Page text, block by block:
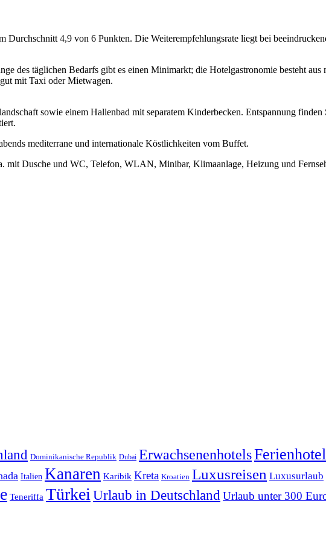
Durchschnitt 4,9 von 6 Punkten. Die Weiterempfehlungsrate liegt bei
des täglichen Bedarfs gibt es einen Minimarkt; die Hotelgastronomie besteht
mit Taxi oder Mietwagen.
sowie einem Hallenbad mit separatem Kinderbecken. Entspannung finden
mediterrane und internationale Köstlichkeiten vom Buffet.
mit Dusche und WC, Telefon, WLAN, Minibar, Klimaanlage, Heizung und
Dominikanische Republik Dubai Erwachsenenhotels
Italien Kanaren Karibik Kreta Kroatien Luxusreisen Luxusurlaub
Teneriffa Türkei Urlaub in DeutschlandUrlaub unter 300